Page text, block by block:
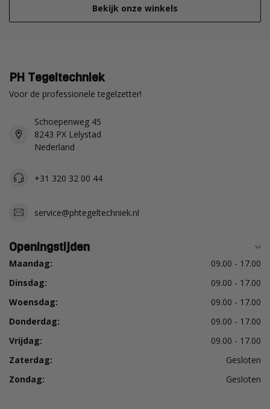
Bekijk onze winkels
PH Tegeltechniek
Voor de professionele tegelzetter!
Schoepenweg 45
8243 PX Lelystad
Nederland
+31 320 32 00 44
service@phtegeltechniek.nl
Openingstijden
Maandag:
09.00 - 17.00
Dinsdag:
09.00 - 17.00
Woensdag:
09.00 - 17.00
Donderdag:
09.00 - 17.00
Vrijdag:
09.00 - 17.00
Zaterdag:
Gesloten
Zondag:
Gesloten